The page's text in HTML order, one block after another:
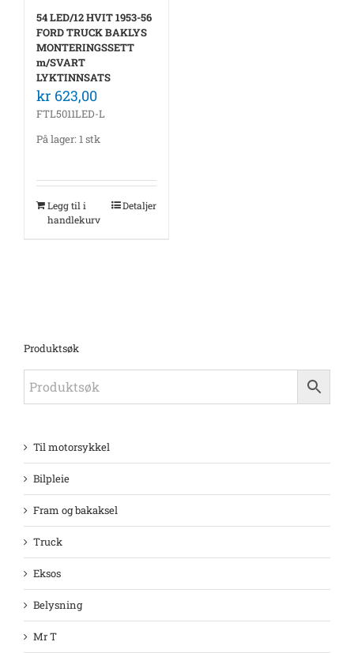
54 LED/12 HVIT 1953-56
FORD TRUCK BAKLYS
MONTERINGSSETT
m/SVART
LYKTINNSATS
kr 623,00
FTL5011LED-L
På lager: 1 stk
Legg til i
handlekurv
Detaljer
Produktsøk
Til motorsykkel
Bilpleie
Fram og bakaksel
Truck
Eksos
Belysning
Mr T